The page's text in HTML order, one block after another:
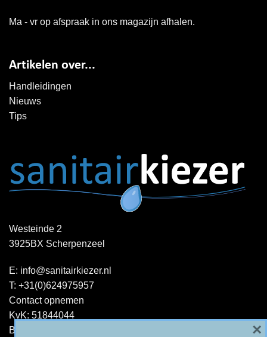
Ma - vr op afspraak in ons magazijn afhalen.
Artikelen over...
Handleidingen
Nieuws
Tips
Westeinde 2
3925BX Scherpenzeel
E: info@sanitairkiezer.nl
T: +31(0)624975957
Contact opnemen
KvK: 51844044
BTW-ID : NL001344060B15
×